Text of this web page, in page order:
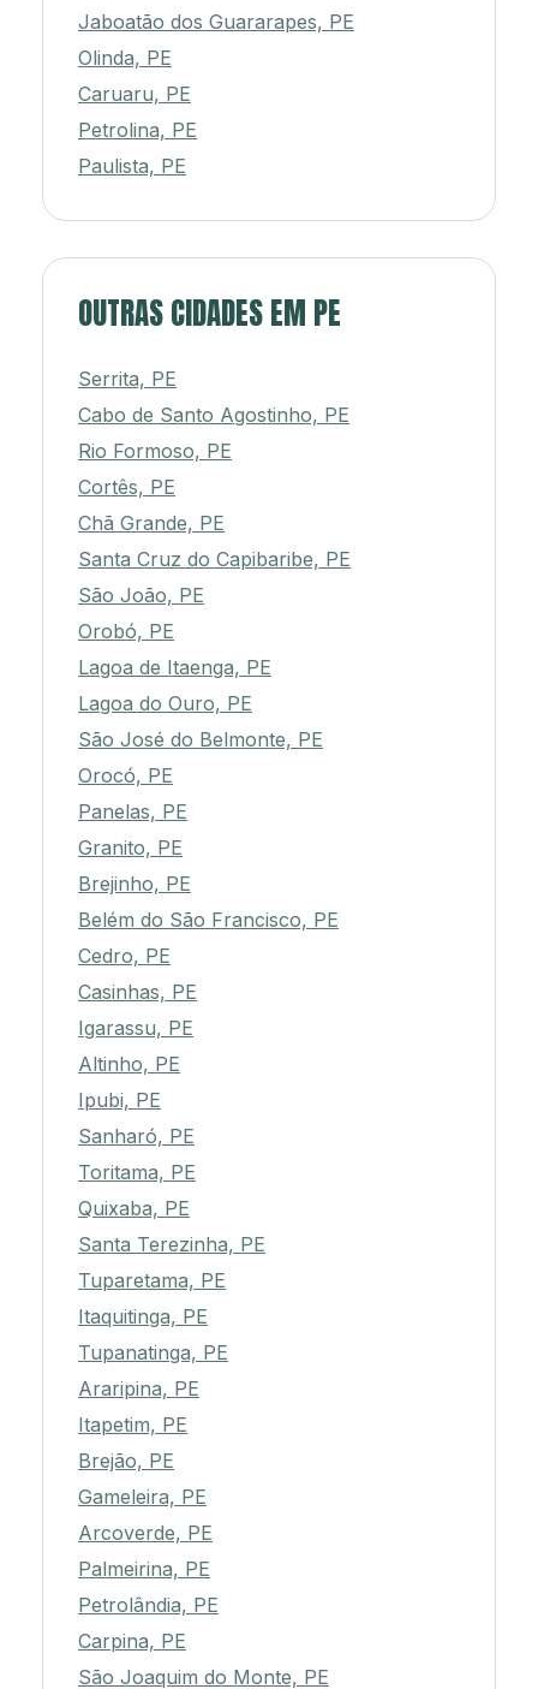
Jaboatão dos Guararapes, PE
Olinda, PE
Caruaru, PE
Petrolina, PE
Paulista, PE
OUTRAS CIDADES EM PE
Serrita, PE
Cabo de Santo Agostinho, PE
Rio Formoso, PE
Cortês, PE
Chã Grande, PE
Santa Cruz do Capibaribe, PE
São João, PE
Orobó, PE
Lagoa de Itaenga, PE
Lagoa do Ouro, PE
São José do Belmonte, PE
Orocó, PE
Panelas, PE
Granito, PE
Brejinho, PE
Belém do São Francisco, PE
Cedro, PE
Casinhas, PE
Igarassu, PE
Altinho, PE
Ipubi, PE
Sanharó, PE
Toritama, PE
Quixaba, PE
Santa Terezinha, PE
Tuparetama, PE
Itaquitinga, PE
Tupanatinga, PE
Araripina, PE
Itapetim, PE
Brejão, PE
Gameleira, PE
Arcoverde, PE
Palmeirina, PE
Petrolândia, PE
Carpina, PE
São Joaquim do Monte, PE